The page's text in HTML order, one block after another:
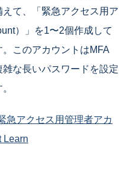
て、「緊急アクセス用ア
）」を1〜2個作成して
このアカウントはMFA
な長いパスワードを設定
急アクセス用管理者アカ
Learn